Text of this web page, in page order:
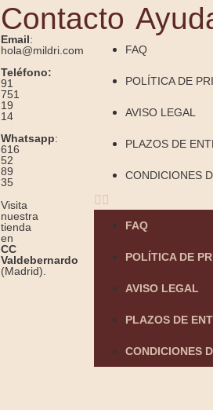
Contacto
Email:
hola@mildri.com
Teléfono:
91
751
19
14
Whatsapp:
616
52
89
35
Visita
nuestra
tienda
en
CC
Valdebernardo
(Madrid).
FAQ
POLÍTICA DE
AVISO LEGAL
PLAZOS DE
CONDICIONES
FAQ
POLÍTICA DE
AVISO LEGAL
PLAZOS DE
CONDICIONES